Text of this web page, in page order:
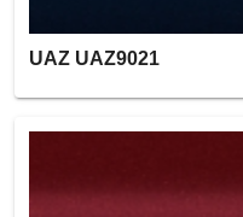
UAZ UAZ9021